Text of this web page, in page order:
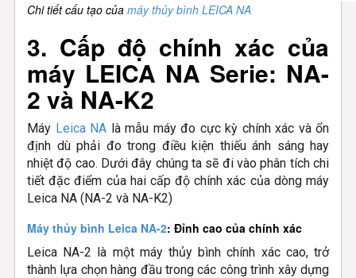
Chi tiết cấu tạo của máy thủy bình LEICA NA
3. Cấp độ chính xác của
máy LEICA NA Serie: NA-
2 và NA-K2
Máy Leica NA là mẫu máy đo cực kỳ chính xác và ổn
định dù phải đo trong điều kiện thiếu ánh sáng hay
nhiệt độ cao. Dưới đây chúng ta sẽ đi vào phân tích chi
tiết đặc điểm của hai cấp độ chính xác của dòng máy
Leica NA (NA-2 và NA-K2)
Máy thủy bình Leica NA-2: Đỉnh cao của chính xác
Leica NA-2 là một máy thủy bình chính xác cao, trở
thành lựa chọn hàng đầu trong các công trình xây dựng